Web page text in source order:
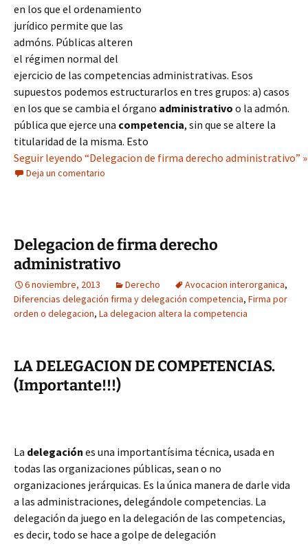
en los que el ordenamiento
jurídico permite que las
admóns. Públicas alteren
el régimen normal del
ejercicio de las competencias administrativas. Esos
supuestos podemos estructurarlos en tres grupos: a) casos
en los que se cambia el órgano administrativo o la admón.
pública que ejerce una competencia, sin que se altere la
titularidad de la misma. Esto
Seguir leyendo “Delegacion de firma derecho administrativo” »
Deja un comentario
Delegacion de firma derecho
administrativo
6 noviembre, 2013 Derecho Avocacion interorganica,
Diferencias delegación firma y delegación competencia, Firma por
orden o delegacion, La delegacion altera la competencia
LA DELEGACION DE COMPETENCIAS.
(Importante!!!)
La delegación es una importantísima técnica, usada en
todas las organizaciones públicas, sean o no
organizaciones jerárquicas. Es la única manera de darle vida
a las administraciones, delegándole competencias. La
delegación da juego en la delegación de las competencias,
es decir, todo se hace a golpe de delegación